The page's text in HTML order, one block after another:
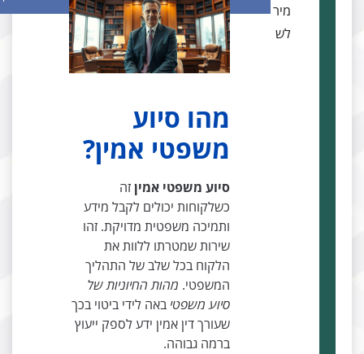
מהו סיוע
משפטי אמין?
סיוע משפטי אמיןזה
כשלקוחות יכולים לקבל מידע
ותמיכה משפטית מדויקת. זהו
שירות שמטרתו ללוות את
הלקוח בכל שלב של התהליך
המשפטי.מהות החיוניות של
סיוע משפטיבאה לידי ביטוי בכך
שעורך דין אמין ידע לספק ייעוץ
ברמה גבוהה.